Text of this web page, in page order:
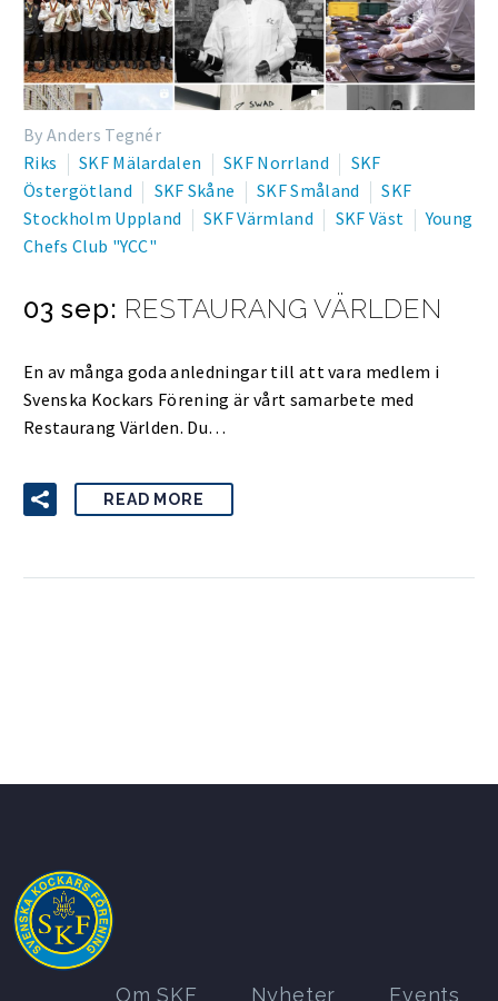
By Anders Tegnér
Riks
SKF Mälardalen SKF Norrland
SKF
Östergötland
SKF Skåne SKF Småland
SKF
Stockholm Uppland
SKF Värmland SKF Väst
Young
Chefs Club "YCC"
03 sep: RESTAURANG VÄRLDEN
En av många goda anledningar till att vara medlem i
Svenska Kockars Förening är vårt samarbete med
Restaurang Världen. Du…
READ MORE
Om SKF Nyheter Events